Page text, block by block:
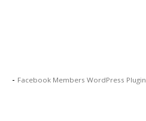
- Facebook Members WordPress Plugin